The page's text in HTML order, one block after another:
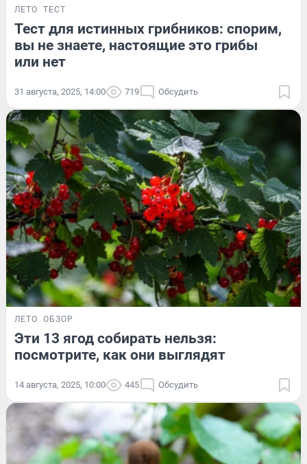
ЛЕТО ТЕСТ
Тест для истинных грибников: спорим,
вы не знаете, настоящие это грибы
или нет
31 августа, 2025, 14:00 719 Обсудить
ЛЕТО ОБЗОР
Эти 13 ягод собирать нельзя:
посмотрите, как они выглядят
14 августа, 2025, 10:00 445 Обсудить